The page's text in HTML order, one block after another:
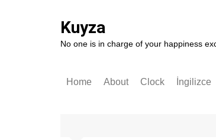
Kuyza
No one is in charge of your happiness
Home About Clock İngilizce